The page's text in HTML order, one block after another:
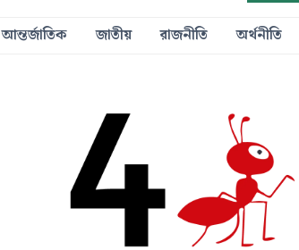
আন্তর্জাতিক জাতীয় রাজনীতি অর্থনীতি